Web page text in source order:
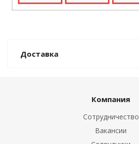
Доставка
Компания
Сотрудничество
Вакансии